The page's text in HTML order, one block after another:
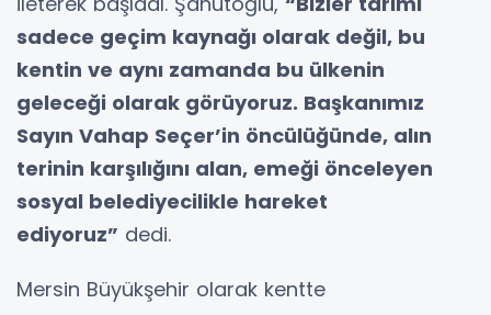
sadece geçim kaynağı olarak değil, bu
kentin ve aynı zamanda bu ülkenin
geleceği olarak görüyoruz. Başkanımız
Sayın Vahap Seçer’in öncülüğünde, alın
terinin karşılığını alan, emeği önceleyen
sosyal belediyecilikle hareket
ediyoruz” dedi.
Mersin Büyükşehir olarak kentte